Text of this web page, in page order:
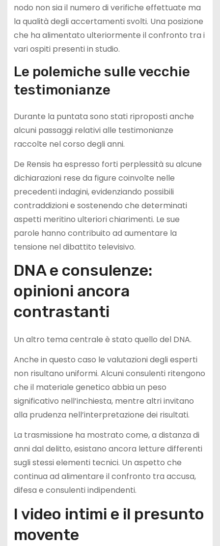
nodo non sia il numero di verifiche effettuate ma
la qualità degli accertamenti svolti. Una posizione
che ha alimentato ulteriormente il confronto tra i
vari ospiti presenti in studio.
Le polemiche sulle vecchie
testimonianze
Durante la puntata sono stati riproposti anche
alcuni passaggi relativi alle testimonianze
raccolte nel corso degli anni.
De Rensis ha espresso forti perplessità su alcune
dichiarazioni rese da figure coinvolte nelle
precedenti indagini, evidenziando possibili
contraddizioni e sostenendo che determinati
aspetti meritino ulteriori chiarimenti. Le sue
parole hanno contribuito ad aumentare la
tensione nel dibattito televisivo.
DNA e consulenze:
opinioni ancora
contrastanti
Un altro tema centrale è stato quello del DNA.
Anche in questo caso le valutazioni degli esperti
non risultano uniformi. Alcuni consulenti ritengono
che il materiale genetico abbia un peso
significativo nell’inchiesta, mentre altri invitano
alla prudenza nell’interpretazione dei risultati.
La trasmissione ha mostrato come, a distanza di
anni dal delitto, esistano ancora letture differenti
sugli stessi elementi tecnici. Un aspetto che
continua ad alimentare il confronto tra accusa,
difesa e consulenti indipendenti.
I video intimi e il presunto
movente